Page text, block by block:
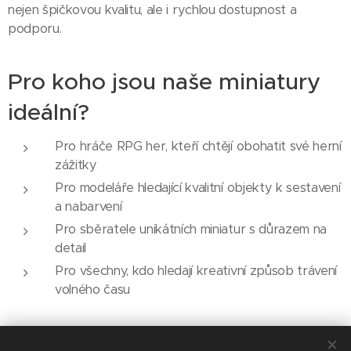
nejen špičkovou kvalitu, ale i rychlou dostupnost a
podporu.
Pro koho jsou naše miniatury
ideální?
Pro hráče RPG her, kteří chtějí obohatit své herní
zážitky
Pro modeláře hledající kvalitní objekty k sestavení
a nabarvení
Pro sběratele unikátních miniatur s důrazem na
detail
Pro všechny, kdo hledají kreativní způsob trávení
volného času